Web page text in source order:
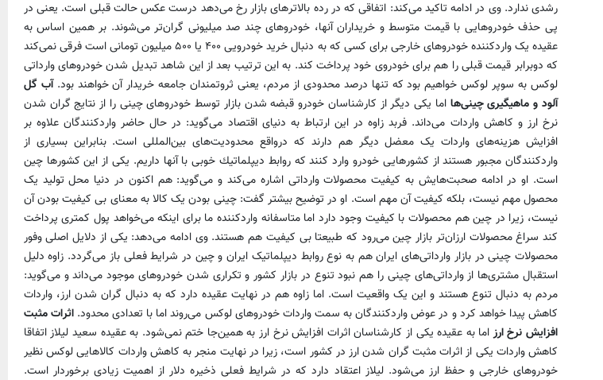
رشدی ندارد. وی در ادامه تاکید می‌کند: اتفاقی که در رده بالاترهای بازار رخ می‌دهد درست عکس حالت قبلی است. یعنی در
پی حذف خودروهایی با قیمت متوسط و خریداران آنها، خودروهای چند صد میلیونی گران‌تر می‌شوند. بر همین اساس به
عقیده یک واردکننده خودروهای خارجی برای کسی که به دنبال خرید خودرویی ۴۰۰ یا ۵۰۰ میلیون تومانی است فرقی نمی‌کند
که دوبرابر قیمت قبلی را هم برای خودروی خود پرداخت کند. به این ترتیب بعد از این شاهد تبدیل شدن خودروهای وارداتی
لوکس به سوپر لوکس خواهیم بود که تنها درصد محدودی از مردم، یعنی ثروتمندان جامعه خریدار آن خواهند بود.آب گل
آلود و ماهیگیری چینی‌ها اما یکی دیگر از کارشناسان خودرو قبضه شدن بازار توسط خودروهای چینی را از نتایج گران شدن
نرخ ارز و کاهش واردات می‌داند. فربد زاوه در این ارتباط به دنیای اقتصاد می‌گوید: در حال حاضر واردکنندگان علاوه بر
افزایش هزینه‌های واردات یک معضل دیگر هم دارند که در‌واقع محدودیت‌های بین‌المللی است. بنابراین بسیاری از
واردكنندگان مجبور هستند از كشورهایی خودرو وارد كنند كه روابط دیپلماتیك خوبی با آنها داریم. یكی از این كشورها چین
است. او در ادامه صحبت‌هایش به کیفیت محصولات وارداتی اشاره می‌کند و می‌گوید: هم اکنون در دنیا محل تولید یک
محصول مهم نیست، بلکه کیفیت آن مهم است. او در توضیح بیشتر گفت: چینی بودن یک کالا به معنای بی کیفیت بودن آن
نیست، زیرا در چین هم محصولات با کیفیت وجود دارد اما متاسفانه واردکننده ما برای اینکه می‌خواهد پول کمتری پرداخت
کند سراغ محصولات ارزان‌تر بازار چین می‌رود که طبیعتا بی کیفیت هم هستند. وی ادامه می‌دهد: یکی از دلایل اصلی وفور
محصولات چینی در بازار وارداتی‌های ایران هم به نوع روابط دیپلماتیک ایران و چین در شرایط فعلی باز می‌گردد. زاوه دلیل
استقبال مشتری‌ها از وارداتی‌های چینی را هم نبود تنوع در بازار کشور و تکراری شدن خودروهای موجود می‌داند و می‌گوید:
مردم به دنبال تنوع هستند و این یک واقعیت است. اما زاوه هم در نهایت عقیده دارد که به دنبال گران شدن ارز، واردات
کاهش پیدا خواهد کرد و در عوض واردکنندگان به سمت واردات خودروهای لوکس می‌روند اما با تعدادی محدود.اثرات مثبت
افزایش نرخ ارزاما به عقیده یکی از کارشناسان اثرات افزایش نرخ ارز به همین‌جا ختم نمی‌شود. به عقیده سعید لیلاز اتفاقا
کاهش واردات یکی از اثرات مثبت گران شدن ارز در کشور است، زیرا در نهایت منجر به کاهش واردات کالاهایی لوکس نظیر
خودروهای خارجی و حفظ ارز می‌شود. لیلاز اعتقاد دارد که در شرایط فعلی ذخیره دلار از اهمیت زیادی برخوردار است.